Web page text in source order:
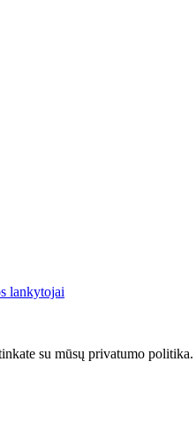
lankytojai
su mūsų privatumo politika.